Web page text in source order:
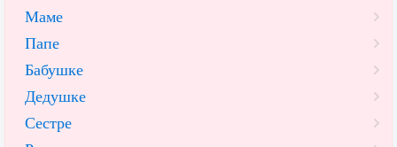
Маме
Папе
Бабушке
Дедушке
Сестре